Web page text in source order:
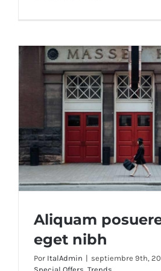
Aliquam
eget nibh
Por ItalAdmin | septiembre 9th,